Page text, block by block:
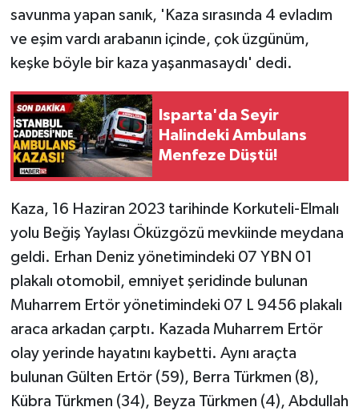
savunma yapan sanık, 'Kaza sırasında 4 evladım
ve eşim vardı arabanın içinde, çok üzgünüm,
keşke böyle bir kaza yaşanmasaydı' dedi.
Isparta'da Seyir
Halindeki Ambulans
Menfeze Düştü!
Kaza, 16 Haziran 2023 tarihinde Korkuteli-Elmalı
yolu Beğiş Yaylası Öküzgözü mevkiinde meydana
geldi. Erhan Deniz yönetimindeki 07 YBN 01
plakalı otomobil, emniyet şeridinde bulunan
Muharrem Ertör yönetimindeki 07 L 9456 plakalı
araca arkadan çarptı. Kazada Muharrem Ertör
olay yerinde hayatını kaybetti. Aynı araçta
bulunan Gülten Ertör (59), Berra Türkmen (8),
Kübra Türkmen (34), Beyza Türkmen (4), Abdullah
Yerel
İletişim
Künye